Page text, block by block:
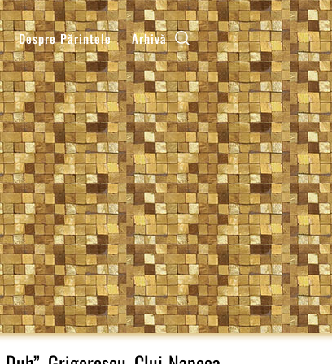
Despre Părintele Arhivă